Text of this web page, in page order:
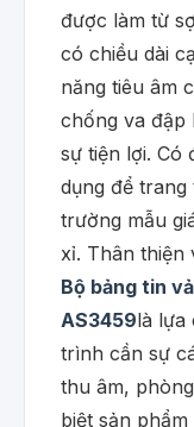
được làm từ
có chiều dài
năng tiêu âm
chống va đập
sự tiện lợi. Có
dụng để
trường mẫu
xỉ. Thân thiện
Bộ bảng tin
AS3459là lựa
trình cần sự
thu âm,
biệt sản